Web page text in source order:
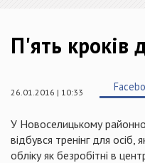
П'ять кроків
26.01.2016 | 10:33
У Новоселицькому
відбувся тренінг для
обліку як безробітні в